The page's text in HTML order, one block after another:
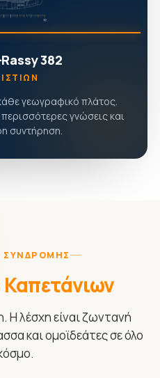
382
γεωγραφικό πλάτος.
γνώσεις και
συντήρηση.
ΣΥΝΔΡΟΜΉΣ
Η λέσχη είναι ζωντανή
και ομοϊδεάτες σε όλο